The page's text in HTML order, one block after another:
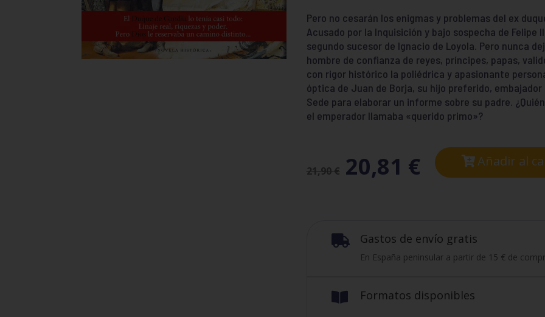
Pero no cesarán los enigmas y problemas del ex
Acusado por la Inquisición y bajo sospecha de Felipe
segundo sucesor de Ignacio de Loyola. Pero nunca
hombre de confianza de reyes, príncipes, papas,
con rigor histórico la poliédrica y apasionante
óptica de Juan de Borja, su hijo preferido, embajador
Sede para elaborar un informe sobre su padre.
el emperador llamaba «querido primo»?
21,90€ 20,81 € Añadir al
 Gastos de envío gratis
En España peninsular a partir de 15 € de
 Formatos disponibles